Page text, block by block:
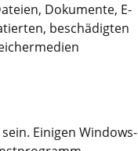
Dokumente, E-
beschädigten
Einigen Windows-